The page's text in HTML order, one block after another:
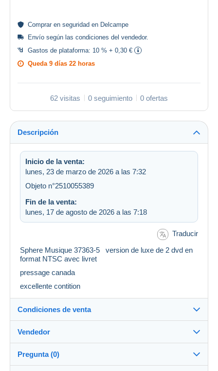
Comprar en seguridad en Delcampe
Envío según las condiciones del vendedor.
Gastos de plataforma: 10 % + 0,30 €
Queda 9 días 22 horas
62 visitas 0 seguimiento 0 ofertas
Descripción
Inicio de la venta:
lunes, 23 de marzo de 2026 a las 7:32
Objeto n°2510055389
Fin de la venta:
lunes, 17 de agosto de 2026 a las 7:18
Traducir
Sphere Musique 37363-5 version de luxe de 2 dvd en
format NTSC avec livret
pressage canada
excellente contition
Condiciones de venta
Destino:
Ver la lista de países
Envío:
Vendedor
vignesauferacheval100%(458x)
Pregunta (0)